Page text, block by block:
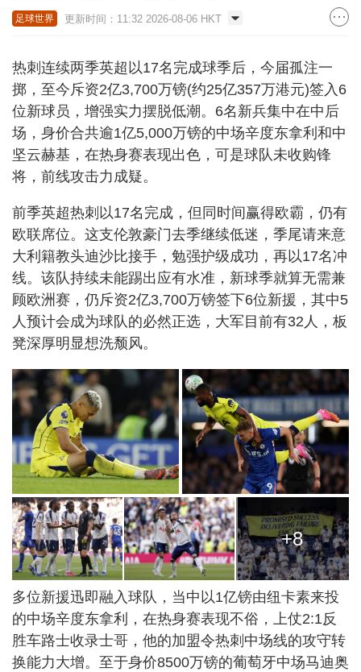
足球世界 更新时间：11:32 2026-08-06 HKT
热刺连续两季英超以17名完成球季后，今届孤注一
掷，至今斥资2亿3,700万镑(约25亿357万港元)签入6
位新球员，增强实力摆脱低潮。6名新兵集中在中后
场，身价合共逾1亿5,000万镑的中场辛度东拿利和中
坚云赫基，在热身赛表现出色，可是球队未收购锋
将，前线攻击力成疑。
前季英超热刺以17名完成，但同时间赢得欧霸，仍有
欧联席位。这支伦敦豪门去季继续低迷，季尾请来意
大利籍教头迪沙比接手，勉强护级成功，再以17名冲
线。该队持续未能踢出应有水准，新球季就算无需兼
顾欧洲赛，仍斥资2亿3,700万镑签下6位新援，其中5
人预计会成为球队的必然正选，大军目前有32人，板
凳深厚明显想洗颓风。
+8
多位新援迅即融入球队，当中以1亿镑由纽卡素来投
的中场辛度东拿利，在热身赛表现不俗，上仗2:1反
胜车路士收录士哥，他的加盟令热刺中场线的攻守转
换能力大增。至于身价8500万镑的葡萄牙中场马迪奥